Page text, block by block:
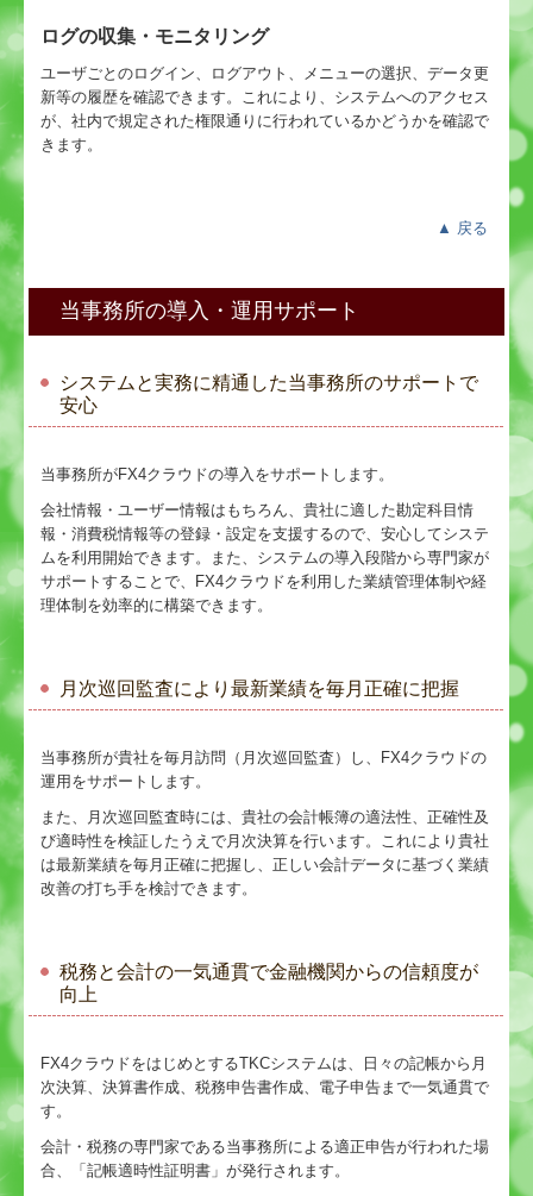
ログの収集・モニタリング
ユーザごとのログイン、ログアウト、メニューの選択、データ更
新等の履歴を確認できます。これにより、システムへのアクセス
が、社内で規定された権限通りに行われているかどうかを確認で
きます。
▲ 戻る
当事務所の導入・運用サポート
システムと実務に精通した当事務所のサポートで
安心
当事務所がFX4クラウドの導入をサポートします。
会社情報・ユーザー情報はもちろん、貴社に適した勘定科目情
報・消費税情報等の登録・設定を支援するので、安心してシステ
ムを利用開始できます。また、システムの導入段階から専門家が
サポートすることで、FX4クラウドを利用した業績管理体制や経
理体制を効率的に構築できます。
月次巡回監査により最新業績を毎月正確に把握
当事務所が貴社を毎月訪問（月次巡回監査）し、FX4クラウドの
運用をサポートします。
また、月次巡回監査時には、貴社の会計帳簿の適法性、正確性及
び適時性を検証したうえで月次決算を行います。これにより貴社
は最新業績を毎月正確に把握し、正しい会計データに基づく業績
改善の打ち手を検討できます。
税務と会計の一気通貫で金融機関からの信頼度が
向上
FX4クラウドをはじめとするTKCシステムは、日々の記帳から月
次決算、決算書作成、税務申告書作成、電子申告まで一気通貫で
す。
会計・税務の専門家である当事務所による適正申告が行われた場
合、「記帳適時性証明書」が発行されます。